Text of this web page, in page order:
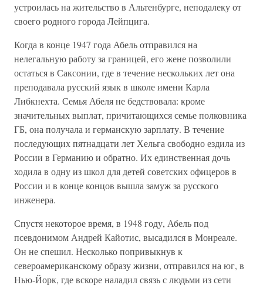
устроилась на жительство в Альтенбурге, неподалеку от
своего родного города Лейпцига.
Когда в конце 1947 года Абель отправился на
нелегальную работу за границей, его жене позволили
остаться в Саксонии, где в течение нескольких лет она
преподавала русский язык в школе имени Карла
Либкнехта. Семья Абеля не бедствовала: кроме
значительных выплат, причитающихся семье полковника
ГБ, она получала и германскую зарплату. В течение
последующих пятнадцати лет Хельга свободно ездила из
России в Германию и обратно. Их единственная дочь
ходила в одну из школ для детей советских офицеров в
России и в конце концов вышла замуж за русского
инженера.
Спустя некоторое время, в 1948 году, Абель под
псевдонимом Андрей Кайотис, высадился в Монреале.
Он не спешил. Несколько попривыкнув к
североамериканскому образу жизни, отправился на юг, в
Нью-Йорк, где вскоре наладил связь с людьми из сети